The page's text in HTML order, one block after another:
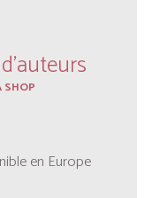
SHOP
en Europe